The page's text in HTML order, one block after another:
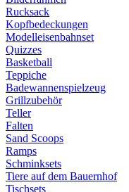
Rucksack
Kopfbedeckungen
Modelleisenbahnset
Quizzes
Basketball
Teppiche
Badewannenspielzeug
Grillzubehör
Teller
Falten
Sand Scoops
Ramps
Schminksets
Tiere auf dem Bauernhof
Tischsets